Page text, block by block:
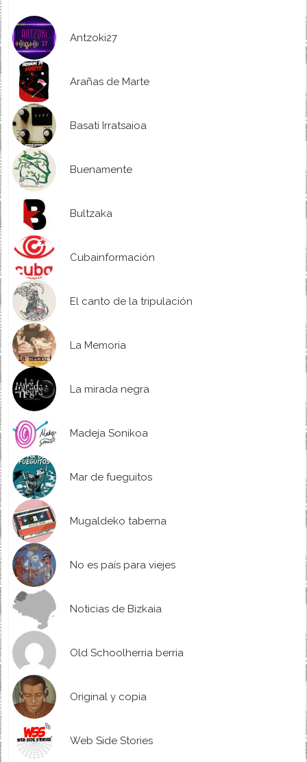
Antzoki27
Arañas de Marte
Basati Irratsaioa
Buenamente
Bultzaka
Cubainformación
El canto de la tripulación
La Memoria
La mirada negra
Madeja Sonikoa
Mar de fueguitos
Mugaldeko taberna
No es país para viejes
Noticias de Bizkaia
Old Schoolherria berria
Original y copia
Web Side Stories